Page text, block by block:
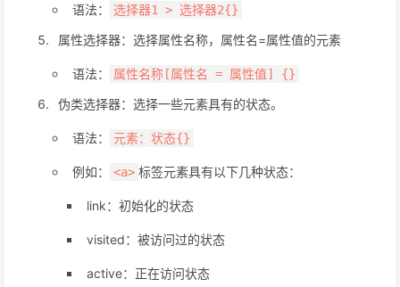
语法： 选择器1 > 选择器2{}
属性选择器：选择属性名称，属性名=属性值的元素
语法： 属性名称[属性名 = 属性值] {}
伪类选择器：选择一些元素具有的状态。
语法： 元素：状态{}
例如： <a> 标签元素具有以下几种状态：
link：初始化的状态
visited：被访问过的状态
active：正在访问状态